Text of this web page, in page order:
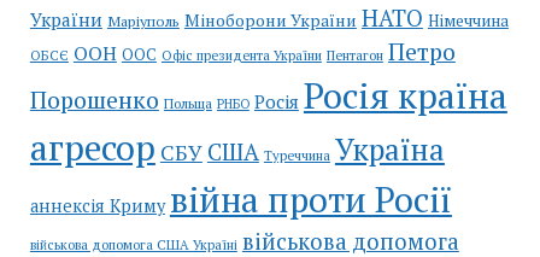
України Маріуполь Міноборони України НАТО Німеччина
ОБСЄ ООН ООС Офіс президента України Пентагон Петро
Порошенко Польща РНБО Росія Росія країна
агресор СБУ США Туреччина Україна
аннексія Криму війна проти Росії
військова допомога США Україні військова допомога